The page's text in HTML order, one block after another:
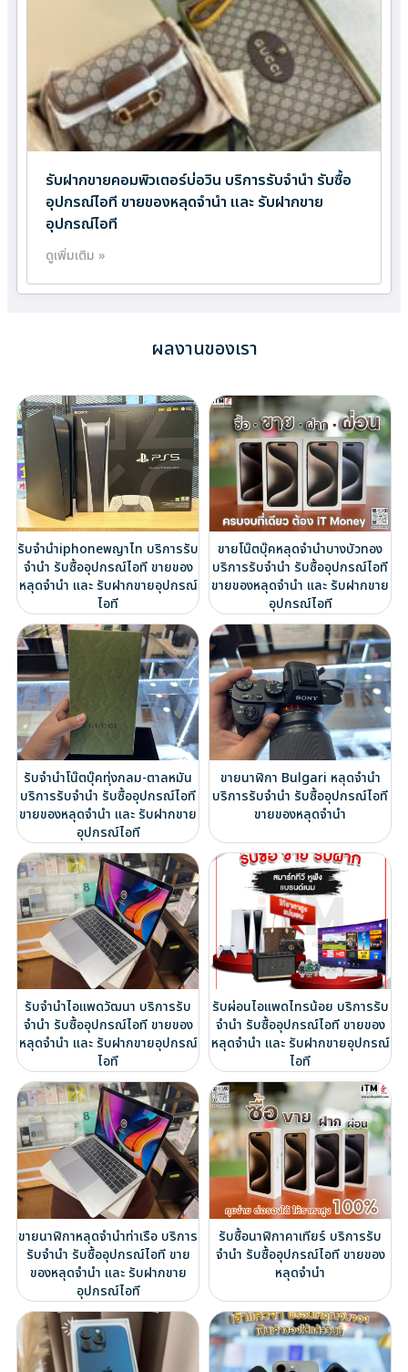
รับฝากขายคอมพิวเตอร์บ่อวิน บริการรับจำนำ รับซื้อ
อุปกรณ์ไอที ขายของหลุดจำนำ และ รับฝากขาย
อุปกรณ์ไอที
ดูเพิ่มเติม »
ผลงานของเรา
รับจำนำiphoneพญาไท บริการรับ
จำนำ รับซื้ออุปกรณ์ไอที ขายของ
หลุดจำนำ และ รับฝากขายอุปกรณ์
ไอที
ขายโน๊ตบุ๊คหลุดจำนำบางบัวทอง
บริการรับจำนำ รับซื้ออุปกรณ์ไอที
ขายของหลุดจำนำ และ รับฝากขาย
อุปกรณ์ไอที
รับจำนำโน๊ตบุ๊คทุ่งกลม-ตาลหมัน
บริการรับจำนำ รับซื้ออุปกรณ์ไอที
ขายของหลุดจำนำ และ รับฝากขาย
อุปกรณ์ไอที
ขายนาฬิกา Bulgari หลุดจำนำ
บริการรับจำนำ รับซื้ออุปกรณ์ไอที
ขายของหลุดจำนำ
รับจำนำไอแพดวัฒนา บริการรับ
จำนำ รับซื้ออุปกรณ์ไอที ขายของ
หลุดจำนำ และ รับฝากขายอุปกรณ์
ไอที
รับผ่อนไอแพดไทรน้อย บริการรับ
จำนำ รับซื้ออุปกรณ์ไอที ขายของ
หลุดจำนำ และ รับฝากขายอุปกรณ์
ไอที
ขายนาฬิกาหลุดจำนำท่าเรือ บริการ
รับจำนำ รับซื้ออุปกรณ์ไอที ขาย
ของหลุดจำนำ และ รับฝากขาย
อุปกรณ์ไอที
รับซื้อนาฬิกาคาเทียร์ บริการรับ
จำนำ รับซื้ออุปกรณ์ไอที ขายของ
หลุดจำนำ